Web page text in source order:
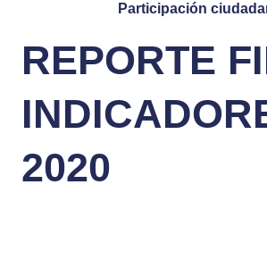
Participación
REPORTE
2020